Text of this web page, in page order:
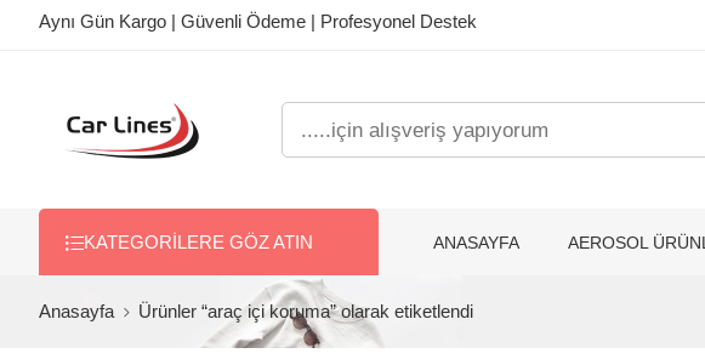
Aynı Gün Kargo | Güvenli Ödeme | Profesyonel Destek
KATEGORILERE GÖZ ATIN ANASAYFA AEROSOL
Anasayfa Ürünler “araç içi koruma” olarak etiketlendi